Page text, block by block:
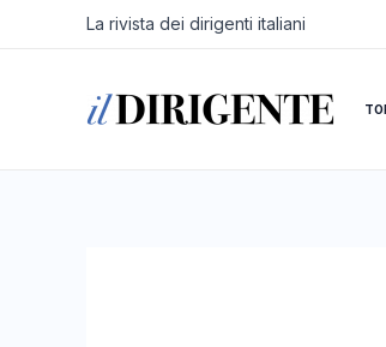
La rivista dei dirigenti italiani
Navigazione